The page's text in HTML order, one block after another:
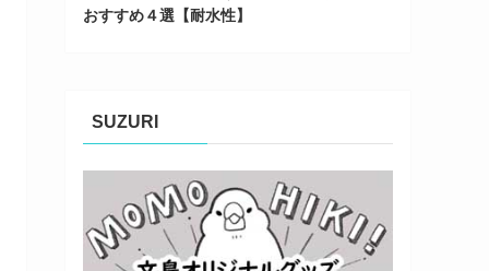
おすすめ４選【耐水性】
SUZURI